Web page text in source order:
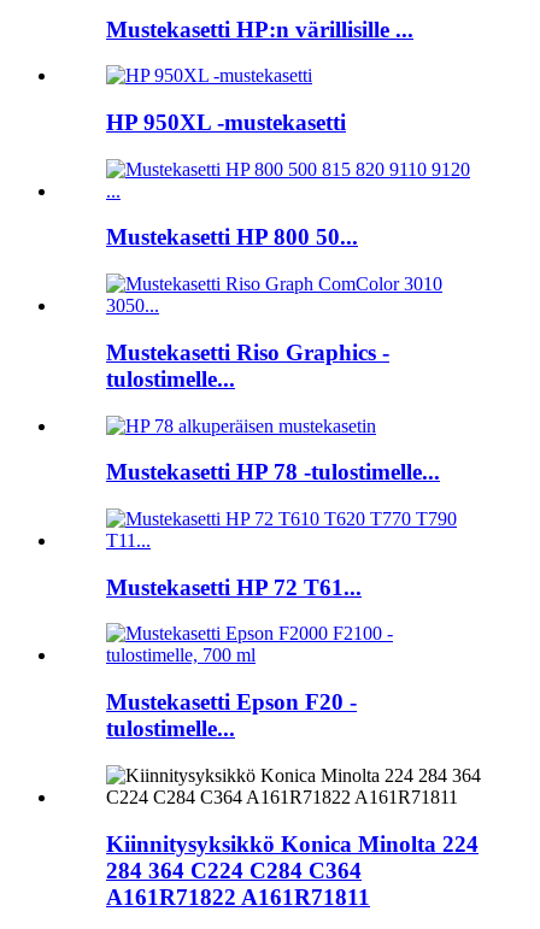
Mustekasetti HP:n värillisille ...
HP 950XL -mustekasetti
Mustekasetti HP 800 50...
Mustekasetti Riso Graphics -
tulostimelle...
Mustekasetti HP 78 -tulostimelle...
Mustekasetti HP 72 T61...
Mustekasetti Epson F20 -
tulostimelle...
Kiinnitysyksikkö Konica Minolta 224
284 364 C224 C284 C364
A161R71822 A161R71811